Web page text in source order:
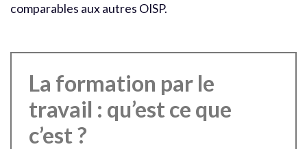
comparables aux autres OISP.
La formation par le
travail : qu’est ce que
c’est ?